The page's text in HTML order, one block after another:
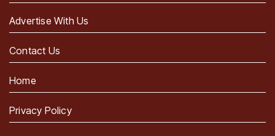
Advertise With Us
Contact Us
Home
Privacy Policy